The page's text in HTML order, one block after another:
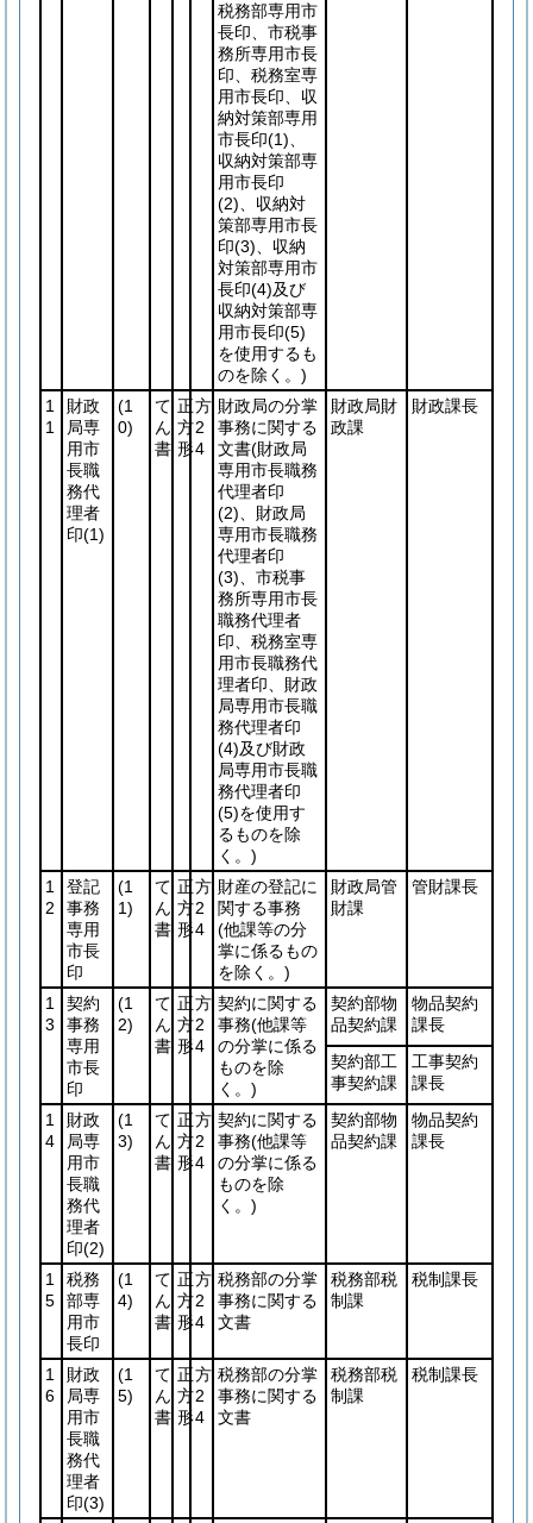
税務部専用市
長印、市税事
務所専用市長
印、税務室専
用市長印、収
納対策部専用
市長印(1)
収納対策部専
用市長印
(2) 、収納対
策部専用市長
印(3) 、収納
対策部専用市
長印(4)及び
収納対策部専
用市長印(5)
を使用するも
のを除く。)
1
1
財政
局専
用市
長職
務代
理者
印(1)
(1
0)
て
ん
書
正
方
形
方
2
4
財政局の分掌
事務に関する
文書(財政局
専用市長職務
代理者印
(2) 、財政局
専用市長職務
代理者印
(3) 、市税事
務所専用市長
職務代理者
印、税務室専
用市長職務代
理者印、財政
局専用市長職
務代理者印
(4)及び財政
局専用市長職
務代理者印
(5)を使用す
るものを除
く。)
財政局財
政課
財政課長
1
2
登記
事務
専用
市長
印
(1
1)
て
ん
書
正
方
形
方
2
4
財産の登記に
関する事務
(他課等の分
掌に係るもの
を除く。)
財政局管
財課
管財課長
1
3
契約
事務
専用
市長
印
(1
2)
て
ん
書
正
方
形
方
2
4
契約に関する
事務(他課等
の分掌に係る
ものを除
く。)
契約部物
品契約課
物品契約
課長
契約部工
事契約課
工事契約
課長
1
4
財政
局専
用市
長職
務代
理者
印(2)
(1
3)
て
ん
書
正
方
形
方
2
4
契約に関する
事務(他課等
の分掌に係る
ものを除
く。)
契約部物
品契約課
物品契約
課長
1
5
税務
部専
用市
長印
(1
4)
て
ん
書
正
方
形
方
2
4
税務部の分掌
事務に関する
文書
税務部税
制課
税制課長
1
6
財政
局専
用市
長職
務代
理者
印(3)
(1
5)
て
ん
書
正
方
形
方
2
4
税務部の分掌
事務に関する
文書
税務部税
制課
税制課長